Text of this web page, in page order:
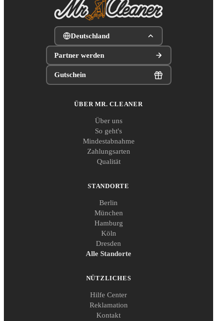
Deutschland
Partner werden
Gutschein
ÜBER MR. CLEANER
Über uns
So geht's
Mindestabnahme
Zahlungsarten
Qualität
STANDORTE
Berlin
München
Hamburg
Köln
Dresden
Alle Standorte
NÜTZLICHES
Hilfe Center
Reklamation
Kontakt